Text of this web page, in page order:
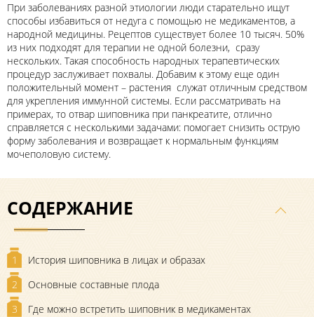
При заболеваниях разной этиологии люди старательно ищут
способы избавиться от недуга с помощью не медикаментов, а
народной медицины. Рецептов существует более 10 тысяч. 50%
из них подходят для терапии не одной болезни, сразу
нескольких. Такая способность народных терапевтических
процедур заслуживает похвалы. Добавим к этому еще один
положительный момент – растения служат отличным средством
для укрепления иммунной системы. Если рассматривать на
примерах, то отвар шиповника при панкреатите, отлично
справляется с несколькими задачами: помогает снизить острую
форму заболевания и возвращает к нормальным функциям
мочеполовую систему.
СОДЕРЖАНИЕ
1
История шиповника в лицах и образах
2
Основные составные плода
3
Где можно встретить шиповник в медикаментах